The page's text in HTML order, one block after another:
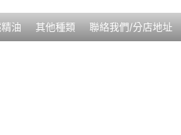
油 其他種類
聯絡我們/分店地址